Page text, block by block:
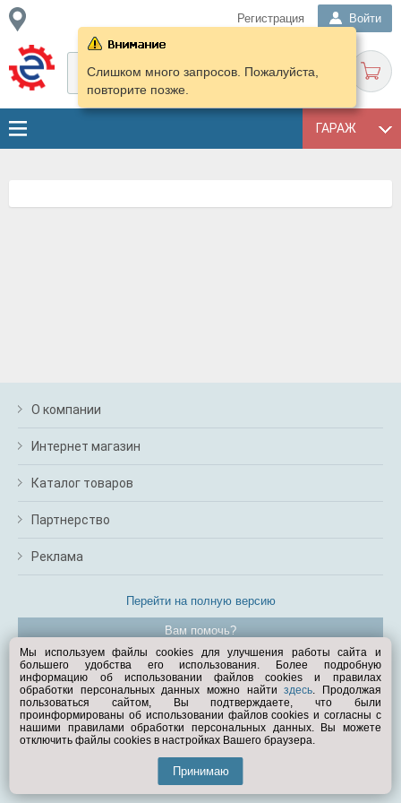
Регистрация Войти
ГАРАЖ
Слишком много запросов. Пожалуйста,
повторите позже.
О компании
Интернет магазин
Каталог товаров
Партнерство
Реклама
Перейти на полную версию
Вам помочь?
© Exist.ru 1998—2026
Мы используем файлы cookies для улучшения работы сайта и
большего удобства его использования. Более подробную
информацию об использовании файлов cookies и правилах
обработки персональных данных можно найтиздесь. Продолжая
пользоваться сайтом, Вы подтверждаете, что были
проинформированы об использовании файлов cookies и согласны с
нашими правилами обработки персональных данных. Вы можете
отключить файлы cookies в настройках Вашего браузера.
Принимаю